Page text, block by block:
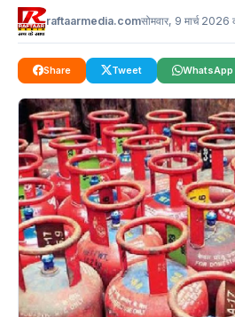
raftaarmedia.comसोमवार, 9 मार्च
Share Tweet WhatsApp